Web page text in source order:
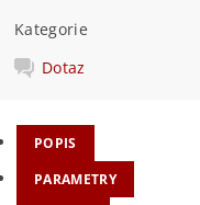
Kategorie
Dotaz
POPIS
PARAMETRY